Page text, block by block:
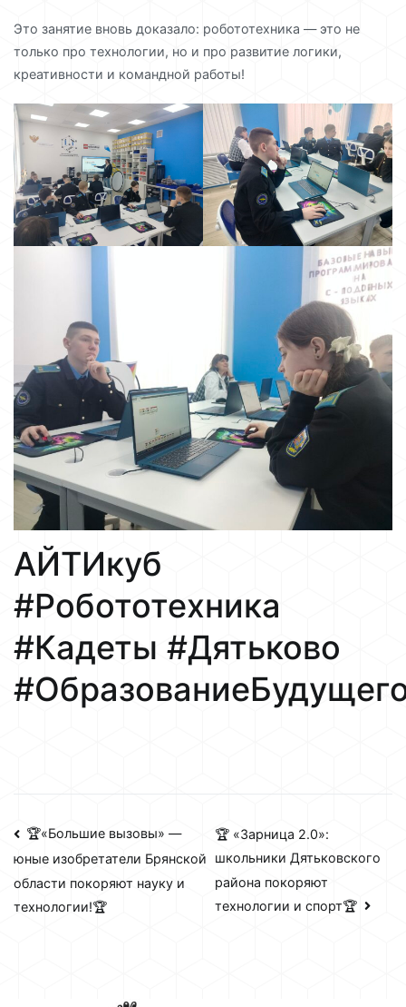
Это занятие вновь доказало: робототехника — это не
только про технологии, но и про развитие логики,
креативности и командной работы!
АЙТИкуб
#Робототехника
#Кадеты #Дятьково
Навигация
по
записям
🏆«Большие вызовы» —
юные изобретатели Брянской
области покоряют науку и
технологии!🏆
🏆 «Зарница 2.0»:
школьники Дятьковского
района покоряют
технологии и спорт🏆